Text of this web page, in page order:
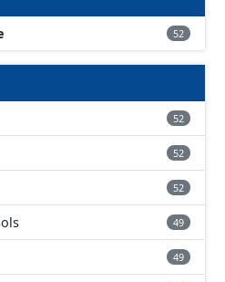
de ces données, il est
papier font foi et sont52
52
52
52
49
49